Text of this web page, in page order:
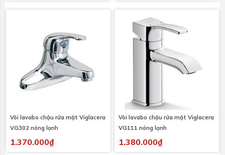
Vòi lavabo chậu rửa mặt Viglacera
VG302 nóng lạnh
1.370.000₫
Vòi lavabo chậu rửa mặt Viglacera
VG111 nóng lạnh
1.380.000₫